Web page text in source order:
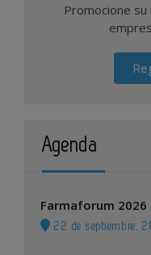
Promocione
Agenda
Farmaforum 2026
22 de septiembre,